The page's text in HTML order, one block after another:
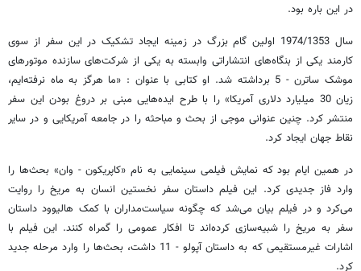
در این باره بود.
سال 1974/1353 اولین گام بزرگ در زمینه ایجاد تشکیک در این سفر از سوی
کارمند یکی از بنگاه‌های انتشاراتی وابسته به یکی از شرکت‌های سازنده موتورهای
موشک ساترن - 5 برداشته شد. او کتابی با عنوان : «ما هرگز به ماه نرفته‌ایم،
زیان 30 میلیارد دلاری آمریکا» را با طرح ایده‌هایی مبنی بر دروغ بودن این سفر
منتشر کرد. چنین عنوانی موجی از بحث و مباحثه را در جامعه آمریکایی و در سایر
نقاط جهان ایجاد کرد.
در همین ایام بود که نمایش فیلمی سینمایی به نام «کاپریکون - وان» بحث‌ها را
وارد فاز جدیدی کرد. این فیلم داستان سفر نخستین انسان به مریخ را روایت
می‌کرد و در فیلم بیان می‌شد که چگونه سیاست‌مداران با کمک هالیوود داستان
سفر به مریخ را شبیه‌سازی کرده‌اند تا افکار عمومی را گمراه کنند. این فیلم با
اشارات غیرمستقیمی که به داستان آپولو - 11 داشت، بحث‌ها را وارد مرحله جدید
کرد.